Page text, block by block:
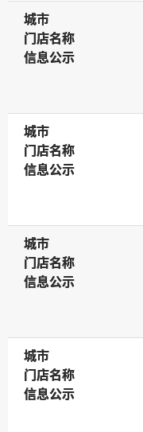
城市
城市
门店名称
门店名称
信息公示
信息公示
城市
城市
门店名称
门店名称
信息公示
信息公示
城市
城市
门店名称
门店名称
信息公示
信息公示
城市
城市
门店名称
门店名称
信息公示
信息公示